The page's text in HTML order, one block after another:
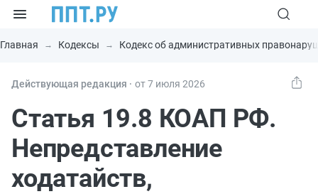
Главная Кодексы Кодекс об административных
Действующая редакция ⸱ от 7 июля 2026
Статья 19.8 КОАП РФ.
Непредставление
ходатайств,